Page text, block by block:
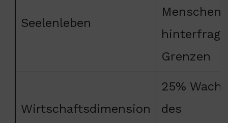
Seelenleben
Menschen
Grenzen
Wirtschaftsdimension
25%
des